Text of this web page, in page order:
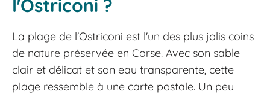
l'Ostriconi ?
La plage de l'Ostriconi est l'un des plus jolis coins
de nature préservée en Corse. Avec son sable
clair et délicat et son eau transparente, cette
plage ressemble à une carte postale. Un peu